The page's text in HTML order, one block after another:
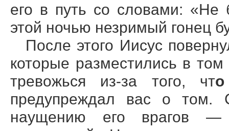
его в путь со словами: «Не
этой ночью незримый гонец
После этого Иисус
которые разместились в
тревожься из-за того, что
предупреждал вас о том.
наущению его врагов —